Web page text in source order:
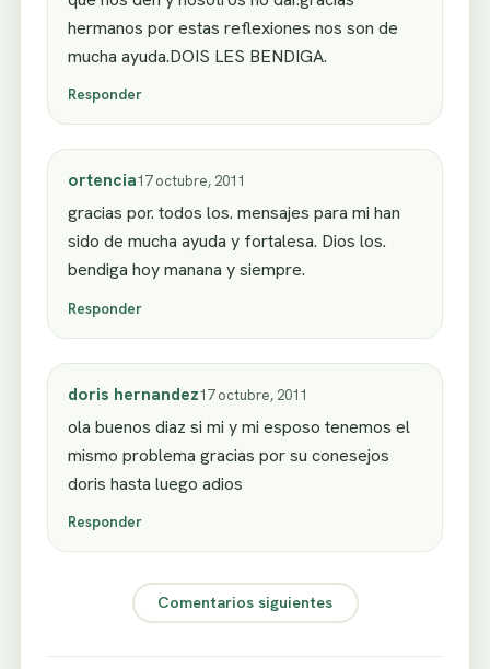
hermanos por estas reflexiones nos son de
mucha ayuda.DOIS LES BENDIGA.
Responder
ortencia17 octubre, 2011
gracias por. todos los. mensajes para mi han
sido de mucha ayuda y fortalesa. Dios los.
bendiga hoy manana y siempre.
Responder
doris hernandez17 octubre, 2011
ola buenos diaz si mi y mi esposo tenemos el
mismo problema gracias por su conesejos
doris hasta luego adios
Responder
Comentarios siguientes